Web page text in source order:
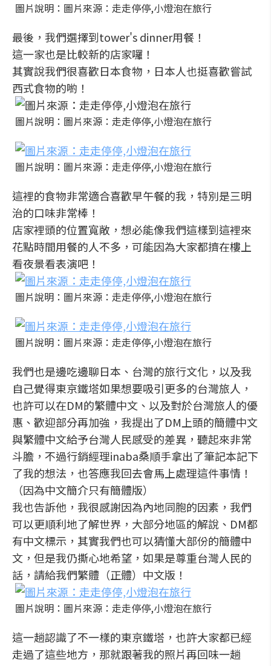
圖片說明：圖片來源：走走停停,小燈泡在旅行
最後，我們選擇到tower's dinner用餐！
這一家也是比較新的店家囉！
其實說我們很喜歡日本食物，日本人也挺喜歡嘗試
西式食物的喲！
圖片說明：圖片來源：走走停停,小燈泡在旅行
圖片說明：圖片來源：走走停停,小燈泡在旅行
這裡的食物非常適合喜歡早午餐的我，特別是三明
治的口味非常棒！
店家裡頭的位置寬敞，想必能像我們這樣到這裡來
花點時間用餐的人不多，可能因為大家都擠在樓上
看夜景看表演吧！
圖片說明：圖片來源：走走停停,小燈泡在旅行
圖片說明：圖片來源：走走停停,小燈泡在旅行
我們也是邊吃邊聊日本、台灣的旅行文化，以及我
自己覺得東京鐵塔如果想要吸引更多的台灣旅人，
也許可以在DM的繁體中文、以及對於台灣旅人的優
惠、歡迎部分再加強，我提出了DM上頭的簡體中文
與繁體中文給予台灣人民感受的差異，聽起來非常
斗膽，不過行銷經理inaba桑順手拿出了筆記本記下
了我的想法，也答應我回去會馬上處理這件事情！
（因為中文簡介只有簡體版）
我也告訴他，我很感謝因為內地同胞的因素，我們
可以更順利地了解世界，大部分地區的解說、DM都
有中文標示，其實我們也可以猜懂大部份的簡體中
文，但是我仍撕心地希望，如果是尊重台灣人民的
話，請給我們繁體（正體）中文版！
圖片說明：圖片來源：走走停停,小燈泡在旅行
這一趟認識了不一樣的東京鐵塔，也許大家都已經
走過了這些地方，那就跟著我的照片再回味一趟